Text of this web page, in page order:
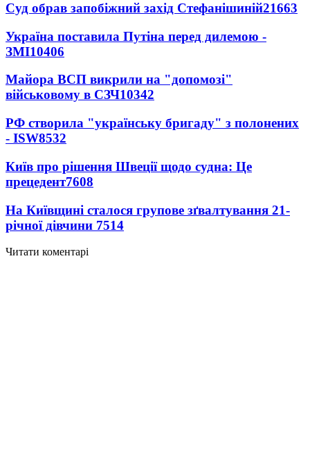
Суд обрав запобіжний захід Стефанішиній21663
Україна поставила Путіна перед дилемою -
ЗМІ10406
Майора ВСП викрили на "допомозі"
військовому в СЗЧ10342
РФ створила "українську бригаду" з полонених
- ISW8532
Київ про рішення Швеції щодо судна: Це
прецедент7608
На Київщині сталося групове зґвалтування 21-
річної дівчини 7514
Читати коментарі